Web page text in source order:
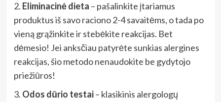
2. Eliminacinė dieta – pašalinkite įtariamus
produktus iš savo raciono 2-4 savaitėms, o tada po
vieną grąžinkite ir stebėkite reakcijas. Bet
dėmesio! Jei anksčiau patyrėte sunkias alergines
reakcijas, šio metodo nenaudokite be gydytojo
priežiūros!
3. Odos dūrio testai– klasikinis alergologų